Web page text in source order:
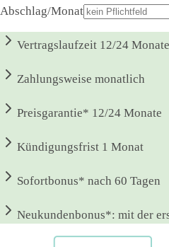
Abschlag/Monat
Vertragslaufzeit 12/24 Monate
Zahlungsweise monatlich
Preisgarantie* 12/24 Monate
Kündigungsfrist 1 Monat
Sofortbonus* nach 60 Tagen
Neukundenbonus*: mit der